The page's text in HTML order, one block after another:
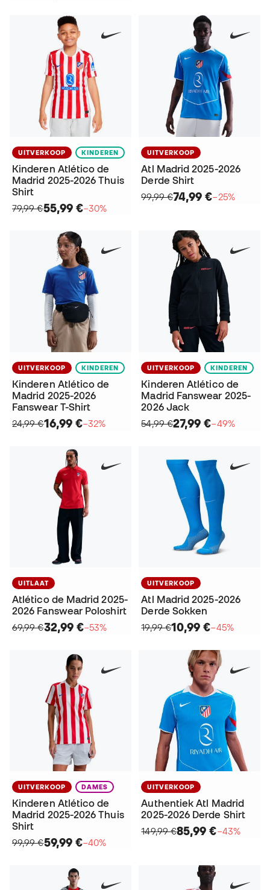
UITVERKOOP KINDEREN
Kinderen Atlético de
Madrid 2025-2026 Thuis
Shirt
79,99 €55,99 €−30%
UITVERKOOP
Atl Madrid 2025-2026
Derde Shirt
99,99 €74,99 €−25%
UITVERKOOP KINDEREN
Kinderen Atlético de
Madrid 2025-2026
Fanswear T-Shirt
24,99 €16,99 €−32%
UITVERKOOP KINDEREN
Kinderen Atlético de
Madrid Fanswear 2025-
2026 Jack
54,99 €27,99 €−49%
UITLAAT
Atlético de Madrid 2025-
2026 Fanswear Poloshirt
69,99 €32,99 €−53%
UITVERKOOP
Atl Madrid 2025-2026
Derde Sokken
19,99 €10,99 €−45%
UITVERKOOP DAMES
Kinderen Atlético de
Madrid 2025-2026 Thuis
Shirt
99,99 €59,99 €−40%
UITVERKOOP
Authentiek Atl Madrid
2025-2026 Derde Shirt
149,99 €85,99 €−43%